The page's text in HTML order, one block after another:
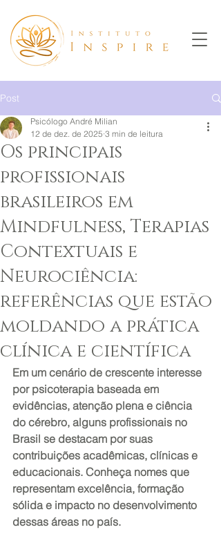
Post
Os principais
profissionais
brasileiros em
Mindfulness, Terapias
Contextuais e
Neurociência:
referências que estão
moldando a prática
clínica e científica
Psicólogo André Milian
12 de dez. de 2025 3 min de leitura
Em um cenário de crescente interesse
por psicoterapia baseada em
evidências, atenção plena e ciência
do cérebro, alguns profissionais no
Brasil se destacam por suas
contribuições acadêmicas, clínicas e
educacionais. Conheça nomes que
representam excelência, formação
sólida e impacto no desenvolvimento
dessas áreas no país.